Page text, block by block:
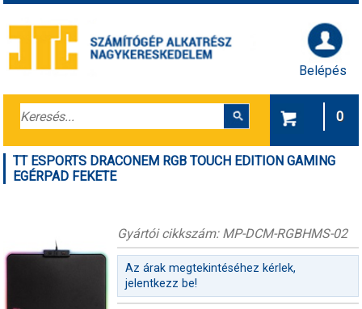
Belépés
0
TT ESPORTS DRACONEM RGB TOUCH EDITION GAMING
EGÉRPAD FEKETE
Gyártói cikkszám: MP-DCM-RGBHMS-02
Az árak megtekintéséhez kérlek,
jelentkezz be!